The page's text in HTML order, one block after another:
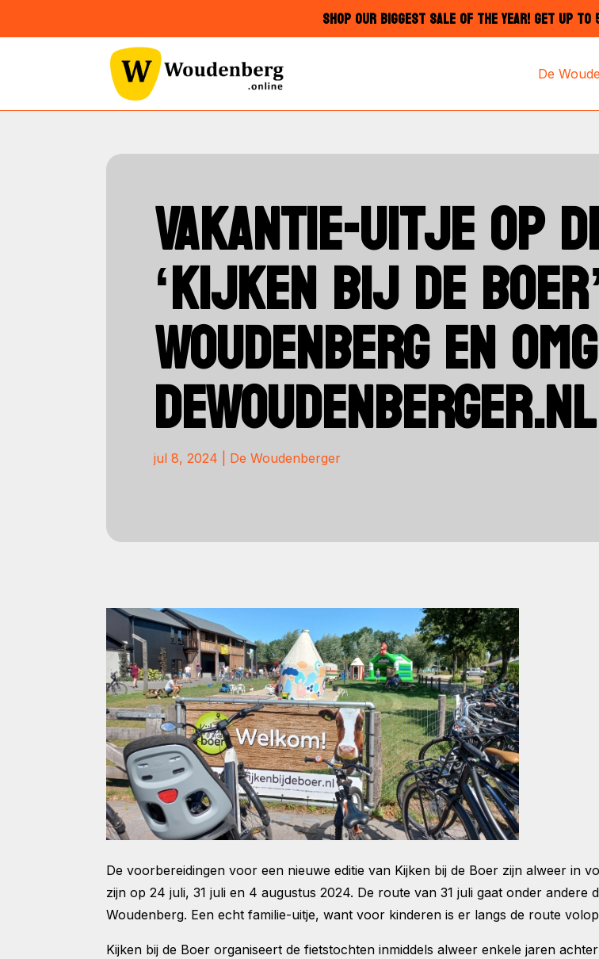
SHOP OUR BIGGEST SALE OF THE YEAR! GET UP
De
VAKANTIE-UITJE OP
‘KIJKEN BIJ DE
WOUDENBERG EN
DEWOUDENBERGER.NL
jul 8, 2024 De Woudenberger
De voorbereidingen voor een nieuwe editie van Kijken bij de Boer zijn alweer in
zijn op 24 juli, 31 juli en 4 augustus 2024. De route van 31 juli gaat onder
Woudenberg. Een echt familie-uitje, want voor kinderen is er langs de route
Kijken bij de Boer organiseert de fietstochten inmiddels alweer enkele jaren